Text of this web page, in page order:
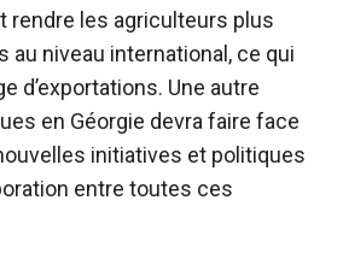
rendre les agriculteurs plus
au niveau international, ce qui
d’exportations. Une autre
en Géorgie devra faire face
initiatives et politiques
entre toutes ces